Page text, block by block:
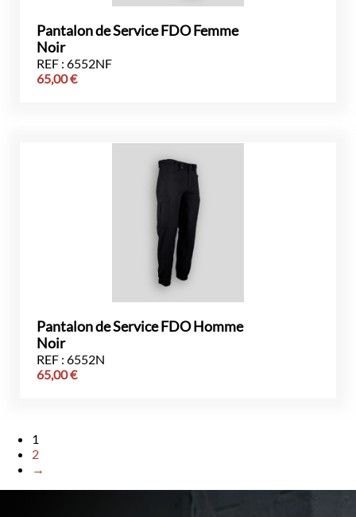
Pantalon de Service FDO Femme
Noir
REF : 6552NF
65,00€
Pantalon de Service FDO Homme
Noir
REF : 6552N
65,00€
1
2
→